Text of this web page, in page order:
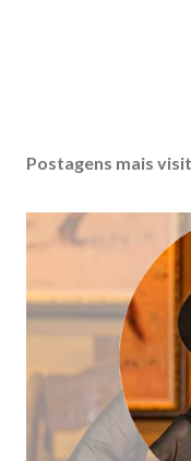
Postagens mais